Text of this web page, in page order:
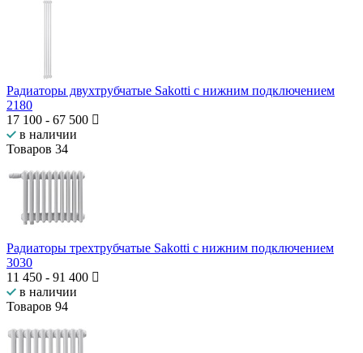
Радиаторы двухтрубчатые Sakotti с нижним подключением
2180
17 100 - 67 500
в наличии
Товаров 34
Радиаторы трехтрубчатые Sakotti с нижним подключением
3030
11 450 - 91 400
в наличии
Товаров 94